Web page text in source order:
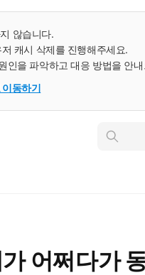
않습니다.
캐시 삭제를 진행해주세요.
인을 파악하고 대응 방법을 안
동하기
인
어쩌다가